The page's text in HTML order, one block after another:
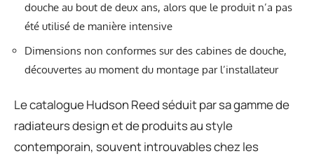
douche au bout de deux ans, alors que le produit n’a pas
été utilisé de manière intensive
Dimensions non conformes sur des cabines de douche,
découvertes au moment du montage par l’installateur
Le catalogue Hudson Reed séduit par sa gamme de
radiateurs design et de produits au style
contemporain, souvent introuvables chez les